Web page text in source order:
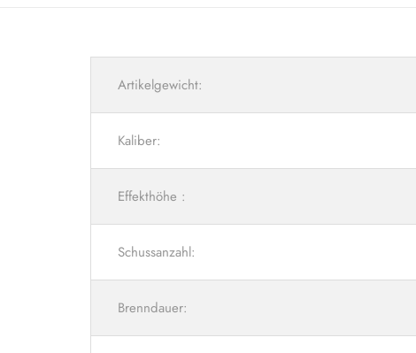
Artikelgewicht:
Kaliber:
Effekthöhe :
Schussanzahl:
Brenndauer: